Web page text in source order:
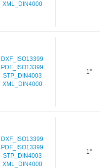
XML_DIN4000
DXF_ISO13399
PDF_ISO13399
STP_DIN4003
XML_DIN4000
1"
DXF_ISO13399
PDF_ISO13399
STP_DIN4003
XML_DIN4000
1"